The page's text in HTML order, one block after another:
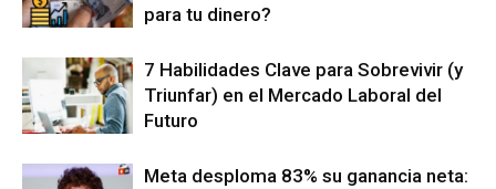
para tu dinero?
7 Habilidades Clave para Sobrevivir (y
Triunfar) en el Mercado Laboral del
Futuro
Meta desploma 83% su ganancia neta: